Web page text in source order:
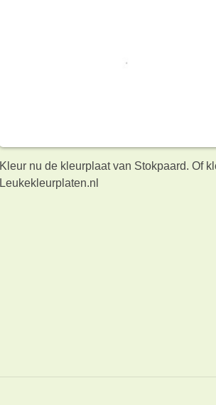
Kleur nu de kleurplaat van Stokpaard. Of
Leukekleurplaten.nl